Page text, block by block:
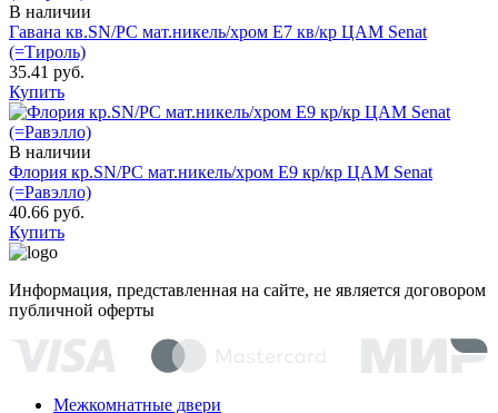
В наличии
Гавана кв.SN/PC мат.никель/хром E7 кв/кр ЦАМ Senat
(=Тироль)
35.41 руб.
Купить
В наличии
Флория кр.SN/PС мат.никель/хром Е9 кр/кр ЦАМ Senat
(=Равэлло)
40.66 руб.
Купить
Информация, представленная на сайте, не является договором
публичной оферты
Межкомнатные двери